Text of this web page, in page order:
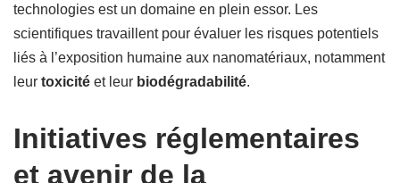
technologies est un domaine en plein essor. Les
scientifiques travaillent pour évaluer les risques potentiels
liés à l’exposition humaine aux nanomatériaux, notamment
leur toxicité et leur biodégradabilité.
Initiatives réglementaires
et avenir de la